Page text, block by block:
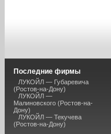
Последние фирмы
ЛУКОЙЛ — Губаревича
(Ростов-на-Дону)
ЛУКОЙЛ —
Малиновского (Ростов-на-
Дону)
ЛУКОЙЛ — Текучева
(Ростов-на-Дону)